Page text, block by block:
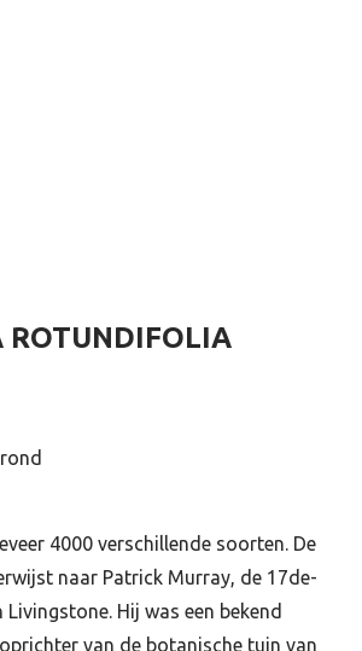
ROTUNDIFOLIA
4000 verschillende soorten. De
naar Patrick Murray, de 17de-
Hij was een bekend
van de botanische tuin van